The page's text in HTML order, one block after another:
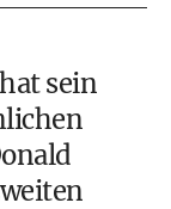
sein